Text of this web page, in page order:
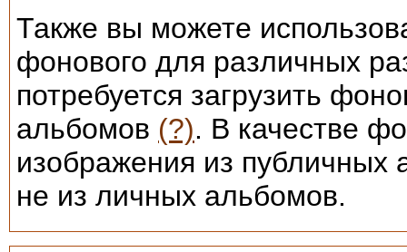
Также вы можете
фонового для различных
потребуется загрузить
альбомов (?). В качестве
изображения из
не из личных альбомов.